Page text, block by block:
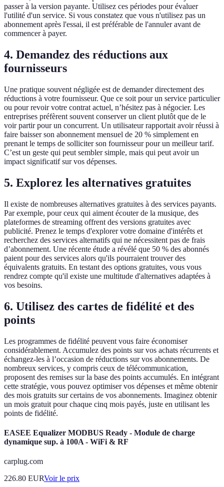
passer à la version payante. Utilisez ces périodes pour évaluer
l'utilité d'un service. Si vous constatez que vous n'utilisez pas un
abonnement après l'essai, il est préférable de l'annuler avant de
commencer à payer.
4. Demandez des réductions aux
fournisseurs
Une pratique souvent négligée est de demander directement des
réductions à votre fournisseur. Que ce soit pour un service particulier
ou pour revoir votre contrat actuel, n’hésitez pas à négocier. Les
entreprises préfèrent souvent conserver un client plutôt que de le
voir partir pour un concurrent. Un utilisateur rapportait avoir réussi à
faire baisser son abonnement mensuel de 20 % simplement en
prenant le temps de solliciter son fournisseur pour un meilleur tarif.
C’est un geste qui peut sembler simple, mais qui peut avoir un
impact significatif sur vos dépenses.
5. Explorez les alternatives gratuites
Il existe de nombreuses alternatives gratuites à des services payants.
Par exemple, pour ceux qui aiment écouter de la musique, des
plateformes de streaming offrent des versions gratuites avec
publicité. Prenez le temps d'explorer votre domaine d'intérêts et
recherchez des services alternatifs qui ne nécessitent pas de frais
d’abonnement. Une récente étude a révélé que 50 % des abonnés
paient pour des services alors qu'ils pourraient trouver des
équivalents gratuits. En testant des options gratuites, vous vous
rendrez compte qu'il existe une multitude d'alternatives adaptées à
vos besoins.
6. Utilisez des cartes de fidélité et des
points
Les programmes de fidélité peuvent vous faire économiser
considérablement. Accumulez des points sur vos achats récurrents et
échangez-les à l’occasion de réductions sur vos abonnements. De
nombreux services, y compris ceux de télécommunication,
proposent des remises sur la base des points accumulés. En intégrant
cette stratégie, vous pouvez optimiser vos dépenses et même obtenir
des mois gratuits sur certains de vos abonnements. Imaginez obtenir
un mois gratuit pour chaque cinq mois payés, juste en utilisant les
points de fidélité.
EASEE Equalizer MODBUS Ready - Module de charge
dynamique sup. à 100A - WiFi & RF
carplug.com
226.80 EURVoir le prix